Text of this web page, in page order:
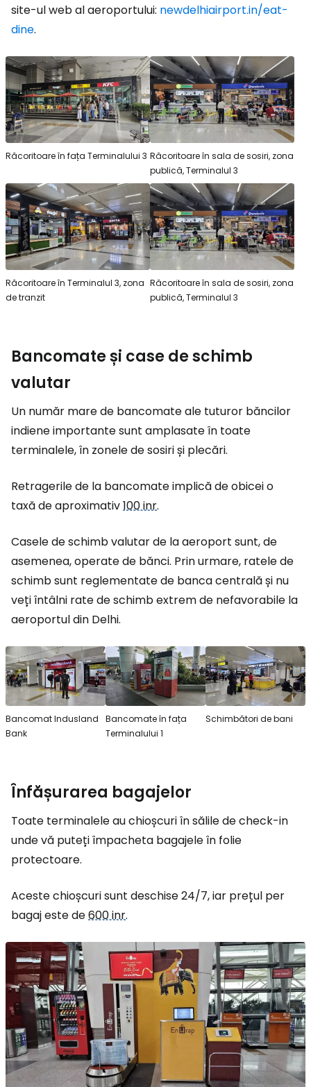
site-ul web al aeroportului: newdelhiairport.in/eat-
dine.
Răcoritoare în fața Terminalului 3 Răcoritoare în sala de sosiri, zona
publică, Terminalul 3
Răcoritoare în Terminalul 3, zona
de tranzit
Răcoritoare în sala de sosiri, zona
publică, Terminalul 3
Bancomate și case de schimb
valutar
Un număr mare de bancomate ale tuturor băncilor
indiene importante sunt amplasate în toate
terminalele, în zonele de sosiri și plecări.
Retragerile de la bancomate implică de obicei o
taxă de aproximativ100 inr.
Casele de schimb valutar de la aeroport sunt, de
asemenea, operate de bănci. Prin urmare, ratele de
schimb sunt reglementate de banca centrală și nu
veți întâlni rate de schimb extrem de nefavorabile la
aeroportul din Delhi.
Bancomat Indusland
Bank
Bancomate în fața
Terminalului 1
Schimbători de bani
Înfășurarea bagajelor
Toate terminalele au chioșcuri în sălile de check-in
unde vă puteți împacheta bagajele în folie
protectoare.
Aceste chioșcuri sunt deschise 24/7, iar prețul per
bagaj este de600 inr.